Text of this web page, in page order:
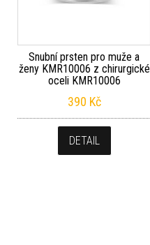
Snubní prsten pro muže a
ženy KMR10006 z chirurgické
oceli KMR10006
390 Kč
DETAIL